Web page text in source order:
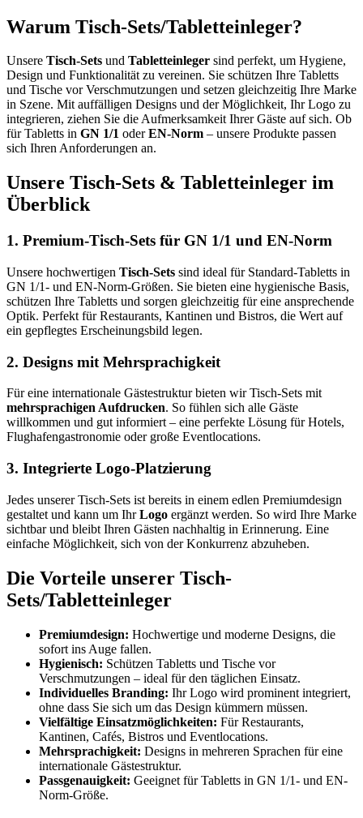
Warum Tisch-Sets/Tabletteinleger?
Unsere Tisch-Sets und Tabletteinleger sind perfekt, um Hygiene,
Design und Funktionalität zu vereinen. Sie schützen Ihre Tabletts
und Tische vor Verschmutzungen und setzen gleichzeitig Ihre Marke
in Szene. Mit auffälligen Designs und der Möglichkeit, Ihr Logo zu
integrieren, ziehen Sie die Aufmerksamkeit Ihrer Gäste auf sich. Ob
für Tabletts in GN 1/1 oderEN-Norm – unsere Produkte passen
sich Ihren Anforderungen an.
Unsere Tisch-Sets & Tabletteinleger im
Überblick
1. Premium-Tisch-Sets für GN 1/1 und EN-Norm
Unsere hochwertigen Tisch-Sets sind ideal für Standard-Tabletts in
GN 1/1- und EN-Norm-Größen. Sie bieten eine hygienische Basis,
schützen Ihre Tabletts und sorgen gleichzeitig für eine ansprechende
Optik. Perfekt für Restaurants, Kantinen und Bistros, die Wert auf
ein gepflegtes Erscheinungsbild legen.
2. Designs mit Mehrsprachigkeit
Für eine internationale Gästestruktur bieten wir Tisch-Sets mit
mehrsprachigen Aufdrucken. So fühlen sich alle Gäste
willkommen und gut informiert – eine perfekte Lösung für Hotels,
Flughafengastronomie oder große Eventlocations.
3. Integrierte Logo-Platzierung
Jedes unserer Tisch-Sets ist bereits in einem edlen Premiumdesign
gestaltet und kann um IhrLogo ergänzt werden. So wird Ihre Marke
sichtbar und bleibt Ihren Gästen nachhaltig in Erinnerung. Eine
einfache Möglichkeit, sich von der Konkurrenz abzuheben.
Die Vorteile unserer Tisch-
Sets/Tabletteinleger
Premiumdesign: Hochwertige und moderne Designs, die
sofort ins Auge fallen.
Hygienisch: Schützen Tabletts und Tische vor
Verschmutzungen – ideal für den täglichen Einsatz.
Individuelles Branding: Ihr Logo wird prominent integriert,
ohne dass Sie sich um das Design kümmern müssen.
Vielfältige Einsatzmöglichkeiten: Für Restaurants,
Kantinen, Cafés, Bistros und Eventlocations.
Mehrsprachigkeit: Designs in mehreren Sprachen für eine
internationale Gästestruktur.
Passgenauigkeit: Geeignet für Tabletts in GN 1/1- und EN-
Norm-Größe.